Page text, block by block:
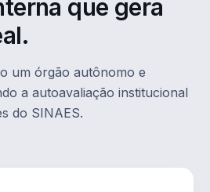
que gera
um órgão autônomo e
a autoavaliação institucional
do SINAES.